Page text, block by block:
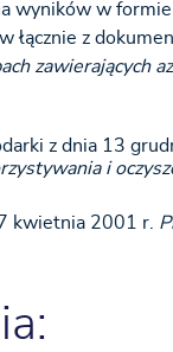
wyników w formie
łącznie z
zawierających
z dnia 13
i
kwietnia 2001 r.